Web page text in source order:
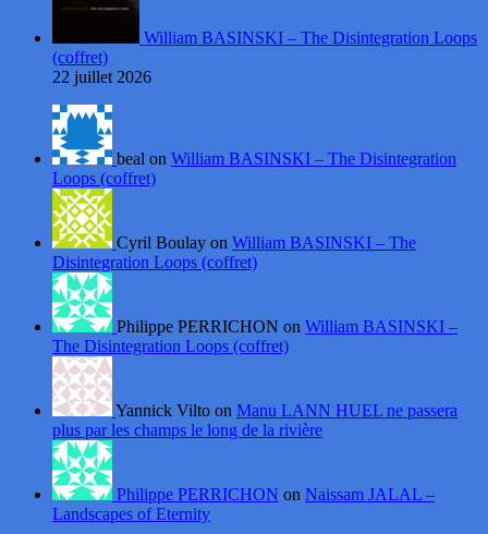
William BASINSKI – The Disintegration Loops
(coffret)
22 juillet 2026
beal on William BASINSKI – The Disintegration
Loops (coffret)
Cyril Boulay on William BASINSKI – The
Disintegration Loops (coffret)
Philippe PERRICHON on William BASINSKI –
The Disintegration Loops (coffret)
Yannick Vilto on Manu LANN HUEL ne passera
plus par les champs le long de la rivière
Philippe PERRICHON on Naissam JALAL –
Landscapes of Eternity